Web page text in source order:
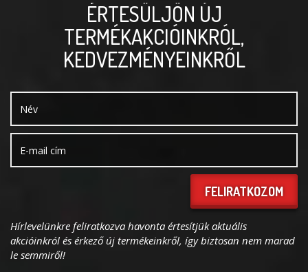
ÉRTESÜLJÖN ÚJ
TERMÉKAKCIÓINKRÓL,
KEDVEZMÉNYEINKRŐL
FELIRATKOZOM
Hírlevelünkre feliratkozva havonta értesítjük aktuális
akcióinkról és érkező új termékeinkről, így biztosan nem marad
le semmiről!